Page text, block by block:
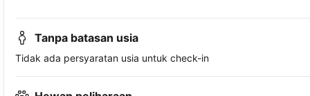
Tanpa batasan usia
Tidak ada persyaratan usia untuk check-in